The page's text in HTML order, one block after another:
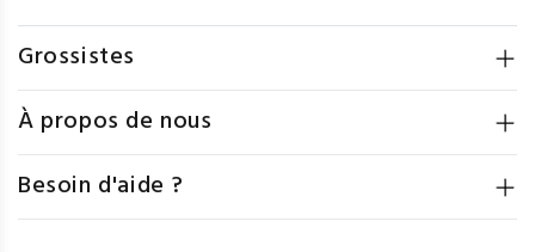
Grossistes
À propos de nous
Besoin d'aide ?